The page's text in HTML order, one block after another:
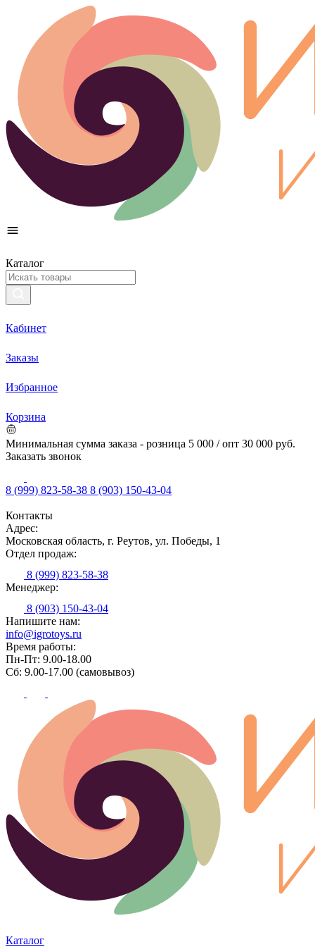
Каталог
Кабинет
Заказы
Избранное
Корзина
Минимальная сумма заказа - розница 5 000 / опт 30 000 руб.
Заказать звонок
8 (999) 823-58-38 8 (903) 150-43-04
Контакты
Адрес:
Московская область, г. Реутов, ул. Победы, 1
Отдел продаж:
8 (999) 823-58-38
Менеджер:
8 (903) 150-43-04
Напишите нам:
info@igrotoys.ru
Время работы:
Пн-Пт: 9.00-18.00
Сб: 9.00-17.00 (самовывоз)
Каталог